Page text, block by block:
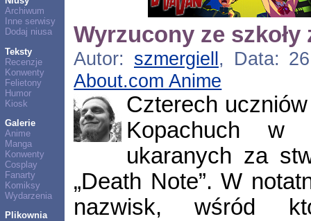
Archiwum
Inne serwisy
Dodaj niusa
Teksty
Recenzje
Konwenty
Felietony
Humor
Kiosk
Galerie
Anime
Manga
Konwenty
Cosplay
Fanarty
Komiksy
Wydarzenia
Plikownia
Wyrzucony ze szkoły
Autor: szmergiell, Data:
About.com Anime
Czterech
Kopachuch w
ukaranych za
„Death Note”. W
nazwisk, wśród